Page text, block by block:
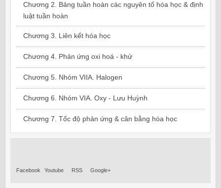
Chương 2. Bảng tuần hoàn các nguyên tố hóa học & định
luật tuần hoàn
Chương 3. Liên kết hóa học
Chương 4. Phản ứng oxi hoá - khử
Chương 5. Nhóm VIIA. Halogen
Chương 6. Nhóm VIA. Oxy - Lưu Huỳnh
Chương 7. Tốc độ phản ứng & cân bằng hóa học
Facebook Youtube RSS Google+